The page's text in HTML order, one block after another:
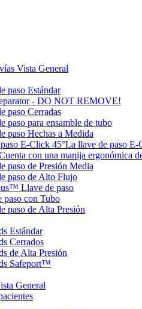
Vista General
paso Estándar
- DO NOT REMOVE!
paso Cerradas
paso para ensamble de tubo
paso Hechas a Medida
E-Click 45°La llave de paso E-
con una manija ergonómica
paso de Presión Media
paso de Alto Flujo
Llave de paso
paso con Tubo
paso de Alta Presión
Estándar
Cerrados
de Alta Presión
Safeport™
General